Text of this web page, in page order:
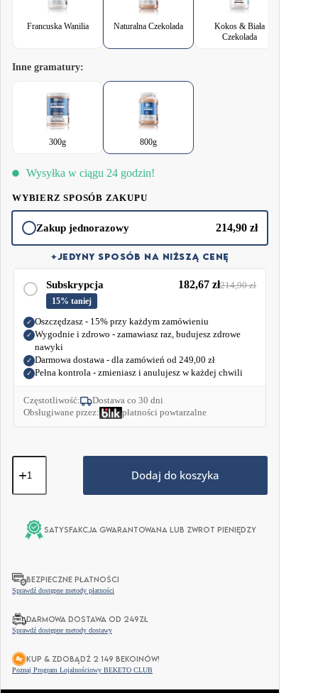
Białko serwatkowe dostarcza do organizmu wszystkich niezbędnych
aminokwasów - w tym rozgałęzionych (BCAA), takich jak leucyna,
izoleucyna i walina, które odgrywają kluczową rolę w budowie i regeneracji
mięśni. Suplementacja BCAA wspomaga syntezę białek mięśniowych.
Szczególne znaczenie ma tu leucyna, która aktywuje szlak mTOR istotny dla
podczas intensywnego wysiłku oraz chronić masę mięśniową przed
katabolizmem, co jest szczególnie ważne w okresach intensywnego treningu
lub stosowania diety redukcyjnej.
Aby wesprzeć tych, którzy są na diecie ketogenicznej lub
niskowęglowodanowej dodaliśmy do białka potężną dawkę trójglicerydów
średniołańcuchowych (MCT), aby jeszcze bardziej pobudzić produkcję
ketonów i zapewnić Ci stałe, najwyższe źródło energii podczas rutyny
treningowej!
Francuska Wanilia Naturalna Czekolada
Kokos & Biała
Czekolada
Inne gramatury:
300g 800g
Wysyłka w ciągu 24 godzin!
WYBIERZ SPOSÓB ZAKUPU
Zakup jednorazowy 214,90zł
✦JEDYNY SPOSÓB NA NIŻSZĄ CENĘ
Subskrypcja 182,67zł214,90zł
15% taniej
✓ Oszczędzasz - 15% przy każdym zamówieniu
✓ Wygodnie i zdrowo - zamawiasz raz, budujesz zdrowe
nawyki
✓ Darmowa dostawa - dla zamówień od 249,00 zł
✓ Pełna kontrola - zmieniasz i anulujesz w każdej chwili
Częstotliwość:
Dostawa co 30 dni
Obsługiwane przez:
płatności powtarzalne
ilość
Keto
Białka
MCT
Dodaj do koszyka
Satysfakcja gwarantowana lub zwrot pieniędzy
BEZPIECZNE PŁATNOŚCI
Sprawdź dostępne metody płatności
DARMOWA DOSTAWA OD 249ZŁ
Sprawdź dostępne metody dostawy
KUP & ZDOBĄDŹ 2 149 BEKOINÓW!
Poznaj Program Lojalnościowy BEKETO CLUB